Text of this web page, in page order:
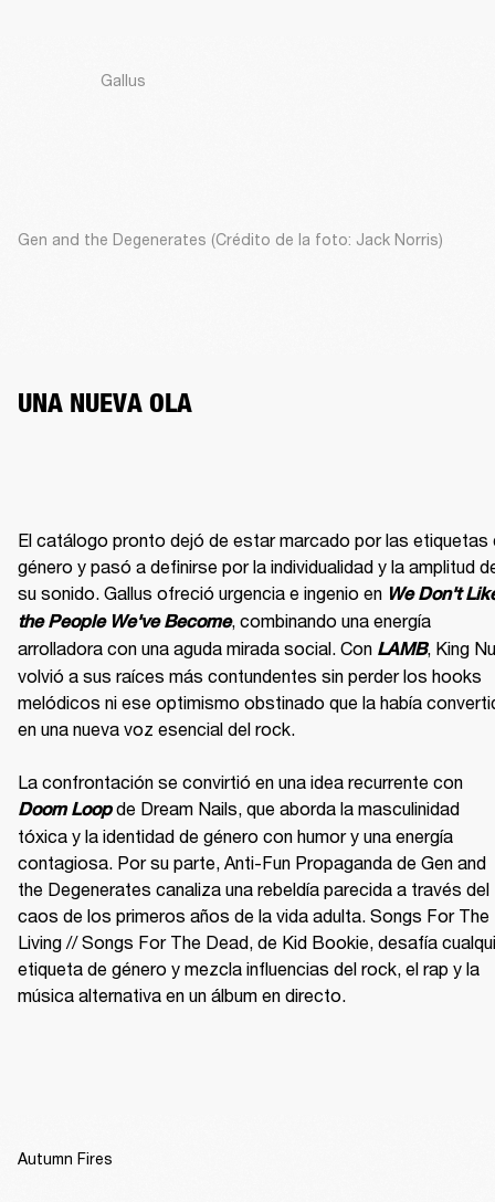
Gallus
Gen and the Degenerates (Crédito de la foto: Jack Norris)
UNA NUEVA OLA
El catálogo pronto dejó de estar marcado por las etiquetas
género y pasó a definirse por la individualidad y la amplitud
su sonido. Gallus ofreció urgencia e ingenio en We Don't
the People We've Become, combinando una energía
arrolladora con una aguda mirada social. Con LAMB, King
volvió a sus raíces más contundentes sin perder los hooks
melódicos ni ese optimismo obstinado que la había
en una nueva voz esencial del rock.
Doom Loop de Dream Nails, que aborda la masculinidad
tóxica y la identidad de género con humor y una energía
contagiosa. Por su parte, Anti-Fun Propaganda de Gen and
the Degenerates canaliza una rebeldía parecida a través del
caos de los primeros años de la vida adulta. Songs For The
Living // Songs For The Dead, de Kid Bookie, desafía
etiqueta de género y mezcla influencias del rock, el rap y la
música alternativa en un álbum en directo.
Autumn Fires